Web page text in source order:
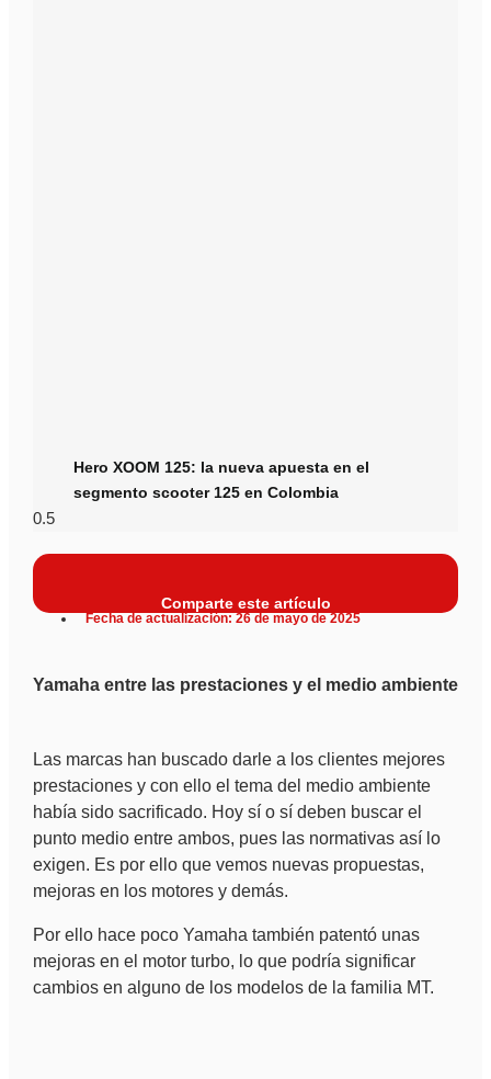
Hero XOOM 125: la nueva apuesta en el
segmento scooter 125 en Colombia
Comparte este artículo
Fecha de actualización: 26 de mayo de 2025
Yamaha entre las prestaciones y el medio ambiente
Las marcas han buscado darle a los clientes mejores
prestaciones y con ello el tema del medio ambiente
había sido sacrificado. Hoy sí o sí deben buscar el
punto medio entre ambos, pues las normativas así lo
exigen. Es por ello que vemos nuevas propuestas,
mejoras en los motores y demás.
Por ello hace poco Yamaha también patentó unas
mejoras en el motor turbo, lo que podría significar
cambios en alguno de los modelos de la familia MT.